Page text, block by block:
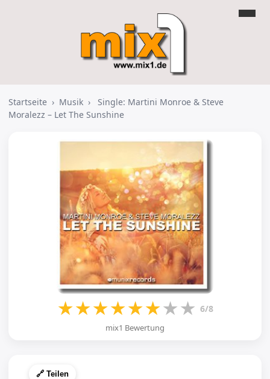
Startseite › Musik ›
Single: Martini Monroe & Steve
Moralezz – Let The Sunshine
★★★★★★★★ 6/8
mix1 Bewertung
🔗 Teilen